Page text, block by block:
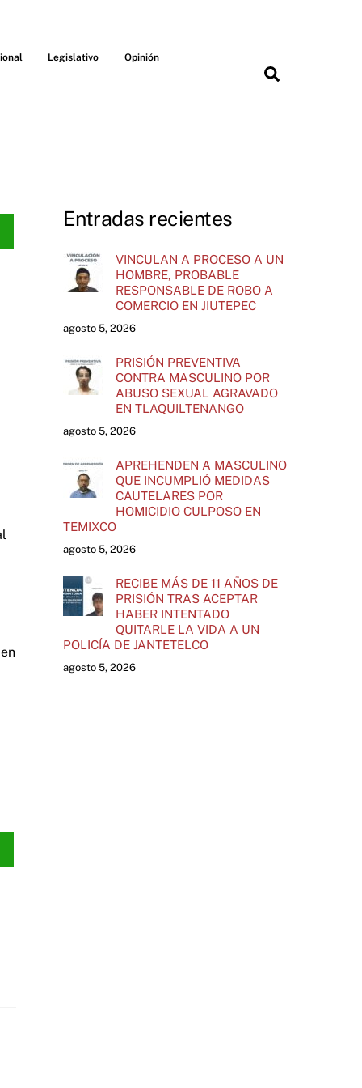
Legislativo Opinión
Entradas recientes
VINCULAN A PROCESO A UN
HOMBRE, PROBABLE
RESPONSABLE DE ROBO A
COMERCIO EN JIUTEPEC
agosto 5, 2026
PRISIÓN PREVENTIVA
CONTRA MASCULINO POR
ABUSO SEXUAL AGRAVADO
EN TLAQUILTENANGO
agosto 5, 2026
APREHENDEN A MASCULINO
QUE INCUMPLIÓ MEDIDAS
CAUTELARES POR
HOMICIDIO CULPOSO EN
TEMIXCO
agosto 5, 2026
RECIBE MÁS DE 11 AÑOS DE
PRISIÓN TRAS ACEPTAR
HABER INTENTADO
QUITARLE LA VIDA A UN
POLICÍA DE JANTETELCO
agosto 5, 2026